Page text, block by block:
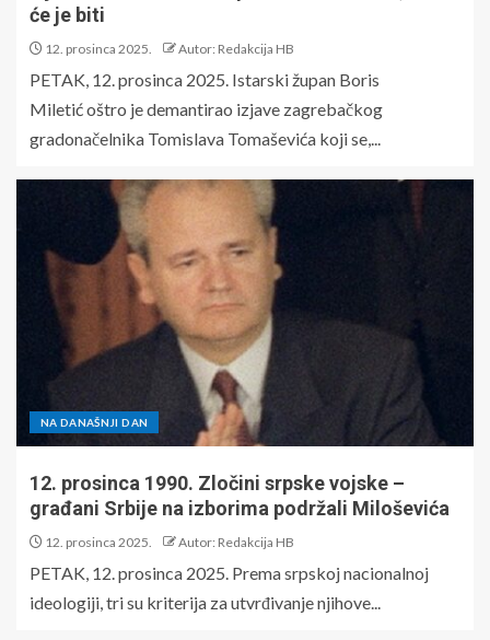
će je biti
12. prosinca 2025. Autor: Redakcija HB
PETAK, 12. prosinca 2025. Istarski župan Boris
Miletić oštro je demantirao izjave zagrebačkog
gradonačelnika Tomislava Tomaševića koji se,...
NA DANAŠNJI DAN
12. prosinca 1990. Zločini srpske vojske –
građani Srbije na izborima podržali Miloševića
12. prosinca 2025. Autor: Redakcija HB
PETAK, 12. prosinca 2025. Prema srpskoj nacionalnoj
ideologiji, tri su kriterija za utvrđivanje njihove...